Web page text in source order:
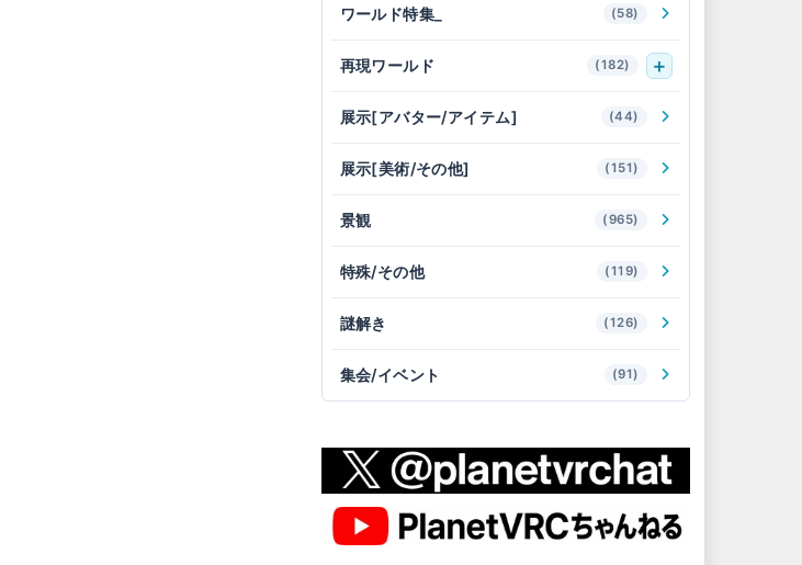
ワールド特集_ (58)
再現ワールド (182)
展示[アバター/アイテム] (44)
展示[美術/その他] (151)
景観 (965)
特殊/その他 (119)
謎解き (126)
集会/イベント (91)